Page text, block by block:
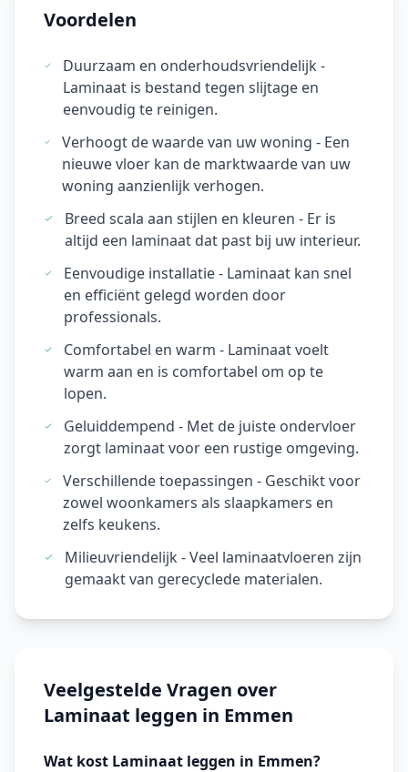
Voordelen
Duurzaam en onderhoudsvriendelijk -
Laminaat is bestand tegen slijtage en
eenvoudig te reinigen.
Verhoogt de waarde van uw woning - Een
nieuwe vloer kan de marktwaarde van uw
woning aanzienlijk verhogen.
Breed scala aan stijlen en kleuren - Er is
altijd een laminaat dat past bij uw interieur.
Eenvoudige installatie - Laminaat kan snel
en efficiënt gelegd worden door
professionals.
Comfortabel en warm - Laminaat voelt
warm aan en is comfortabel om op te
lopen.
Geluiddempend - Met de juiste ondervloer
zorgt laminaat voor een rustige omgeving.
Verschillende toepassingen - Geschikt voor
zowel woonkamers als slaapkamers en
zelfs keukens.
Milieuvriendelijk - Veel laminaatvloeren zijn
gemaakt van gerecyclede materialen.
Veelgestelde Vragen over
Laminaat leggen in Emmen
Wat kost Laminaat leggen in Emmen?